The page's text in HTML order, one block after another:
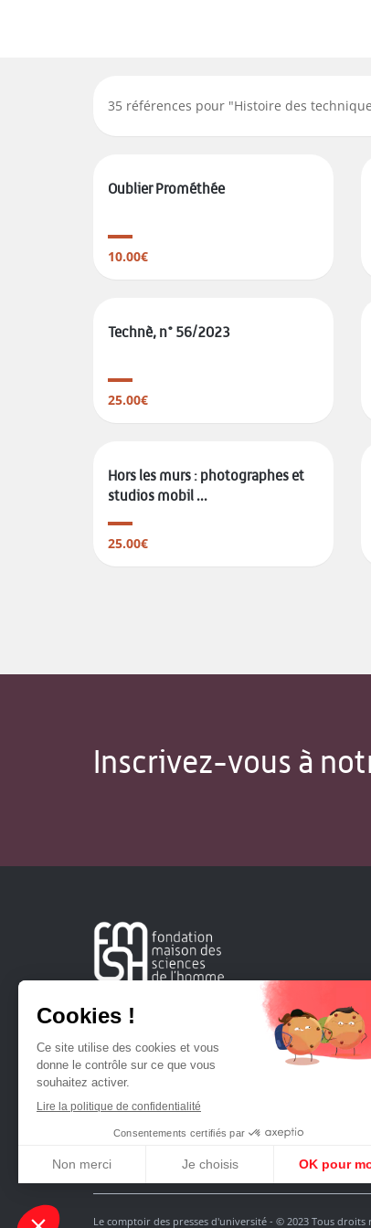
35 références pour "Histoire des
Oublier Prométhée
10.00€
Technè, n° 56/2023
25.00€
Hors les murs : photographes et
studios mobil ...
25.00€
Inscrivez-vous à
Créée en 1963, la Fondation Maison Sciences de
soutient la recherche et la diffusion des
sciences humaines et sociales.
Le comptoir des presses d'université - © 2023 Tous droits